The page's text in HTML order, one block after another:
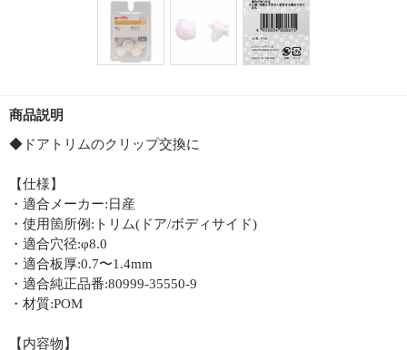
商品説明
◆ドアトリムのクリップ交換に
【仕様】
・適合メーカー:日産
・使用箇所例:トリム(ドア/ボディサイド)
・適合穴径:φ8.0
・適合板厚:0.7〜1.4mm
・適合純正品番:80999-35550-9
・材質:POM
【内容物】